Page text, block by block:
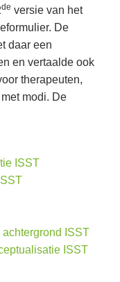
de versie van het
De
daar een
en vertaalde ook
therapeuten,
modi. De
ISST
ISST
ISST